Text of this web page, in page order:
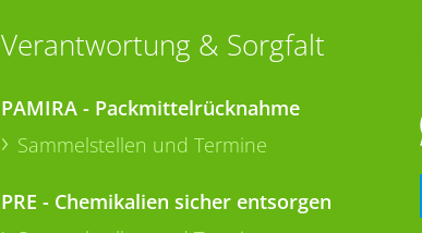
Verantwortung & Sorgfalt
PAMIRA - Packmittelrücknahme
Sammelstellen und Termine
PRE - Chemikalien sicher entsorgen